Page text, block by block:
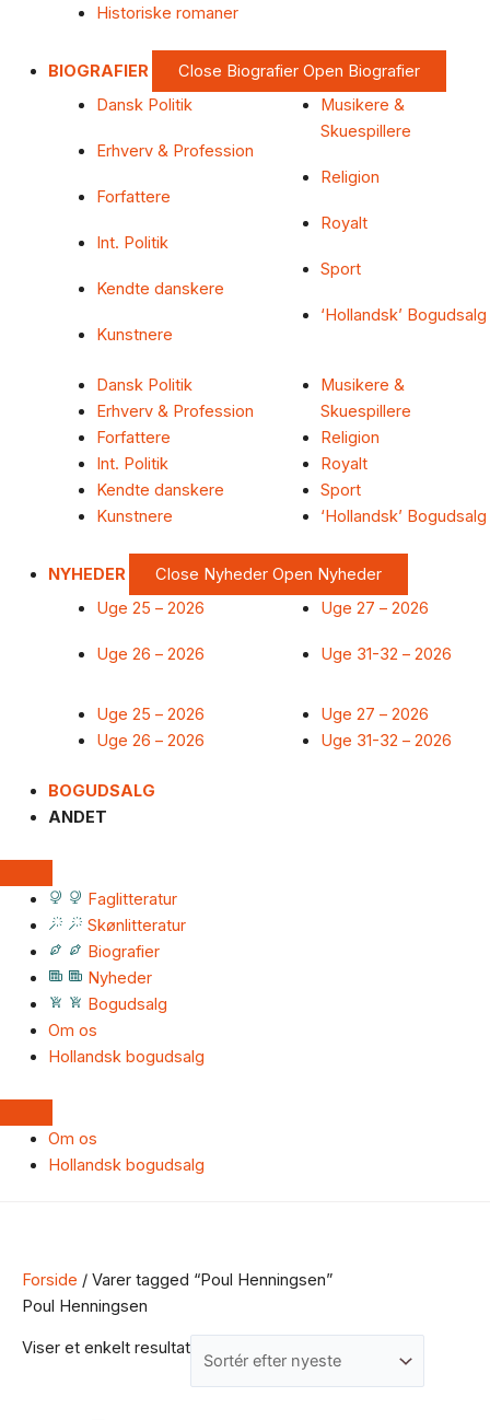
Historiske romaner
BIOGRAFIER Close Biografier Open Biografier
Dansk Politik
Erhverv & Profession
Forfattere
Int. Politik
Kendte danskere
Kunstnere
Musikere &
Skuespillere
Religion
Royalt
Sport
‘Hollandsk’ Bogudsalg
Dansk Politik
Erhverv & Profession
Forfattere
Int. Politik
Kendte danskere
Kunstnere
Musikere &
Skuespillere
Religion
Royalt
Sport
‘Hollandsk’ Bogudsalg
NYHEDER Close Nyheder Open Nyheder
Uge 25 – 2026
Uge 26 – 2026
Uge 27 – 2026
Uge 31-32 – 2026
Uge 25 – 2026
Uge 26 – 2026
Uge 27 – 2026
Uge 31-32 – 2026
BOGUDSALG
ANDET
Faglitteratur
Skønlitteratur
Biografier
Nyheder
Bogudsalg
Om os
Hollandsk bogudsalg
Om os
Hollandsk bogudsalg
Forside / Varer tagged “Poul Henningsen”
Poul Henningsen
Viser et enkelt resultat